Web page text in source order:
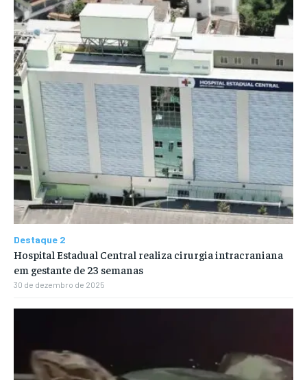
Destaque 2
Hospital Estadual Central realiza cirurgia intracraniana
em gestante de 23 semanas
30 de dezembro de 2025